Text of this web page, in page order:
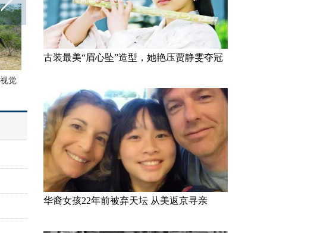
首次披露与宋喆离婚内幕 杨慧：
古装最美“眉心坠”造型，她艳压贾静雯夺冠
华裔女孩22年前被弃天坛 从美返京寻亲